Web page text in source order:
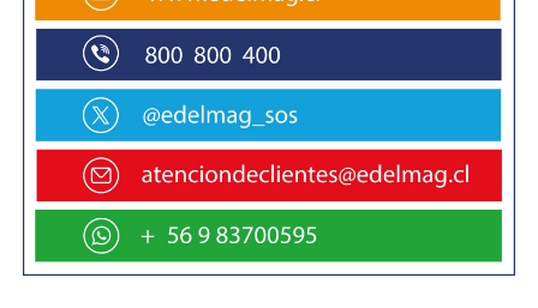
aislado».
Capitán y turistas opinan
Entre las más 260 personas que han podido ser parte de
los cruces marítimos internacionales durante la presente
temporada mediante la empresa Onasha
Expediciones/Onaisin, provienen principalmente de Chile,
Argentina, Estados Unidos, Canadá, países europeos